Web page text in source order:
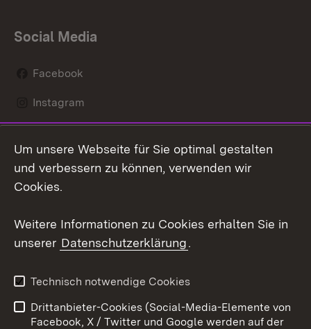
Social Media
Facebook
Instagram
Social Wall
Youtube
Kontakt
Datenschutz
Barrierefreiheit
Impressum Cookies
Um unsere Webseite für Sie optimal gestalten
und verbessern zu können, verwenden wir
Cookies.
Weitere Informationen zu Cookies erhalten Sie in
unserer Datenschutzerklärung.
Technisch notwendige Cookies
Drittanbieter-Cookies (Social-Media-Elemente von
Facebook, X / Twitter und Google werden auf der